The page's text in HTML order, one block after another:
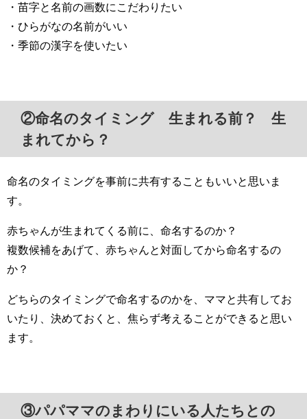
・苗字と名前の画数にこだわりたい
・ひらがなの名前がいい
・季節の漢字を使いたい
②命名のタイミング 生まれる前？ 生
まれてから？
命名のタイミングを事前に共有することもいいと思いま
す。
赤ちゃんが生まれてくる前に、命名するのか？
複数候補をあげて、赤ちゃんと対面してから命名するの
か？
どちらのタイミングで命名するのかを、ママと共有してお
いたり、決めておくと、焦らず考えることができると思い
ます。
③パパママのまわりにいる人たちとの